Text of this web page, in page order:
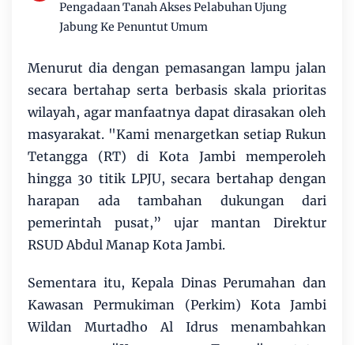
Pengadaan Tanah Akses Pelabuhan Ujung
Jabung Ke Penuntut Umum
Menurut dia dengan pemasangan lampu jalan
secara bertahap serta berbasis skala prioritas
wilayah, agar manfaatnya dapat dirasakan oleh
masyarakat. "Kami menargetkan setiap Rukun
Tetangga (RT) di Kota Jambi memperoleh
hingga 30 titik LPJU, secara bertahap dengan
harapan ada tambahan dukungan dari
pemerintah pusat,” ujar mantan Direktur
RSUD Abdul Manap Kota Jambi.
Sementara itu, Kepala Dinas Perumahan dan
Kawasan Permukiman (Perkim) Kota Jambi
Wildan Murtadho Al Idrus menambahkan